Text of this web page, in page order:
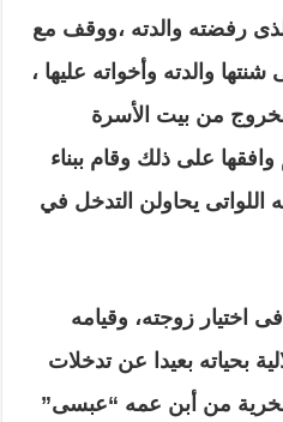
رفضته والدته ،ووقف مع
والدته وأخواته عليها ،
من بيت الأسرة
على ذلك وقام ببناء
اللواتى يحاولن التدخل في
فى اختيار زوجته، وقيامه
بحياته بعيدا عن تدخلات
من أبن عمه “عبسى”